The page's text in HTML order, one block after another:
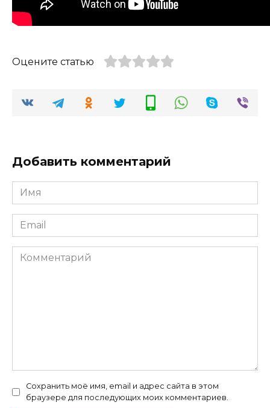
Оцените статью
Добавить комментарий
Имя
*
Email
*
Комментарий
Сохранить моё имя, email и адрес сайта в этом
браузере для последующих моих комментариев.